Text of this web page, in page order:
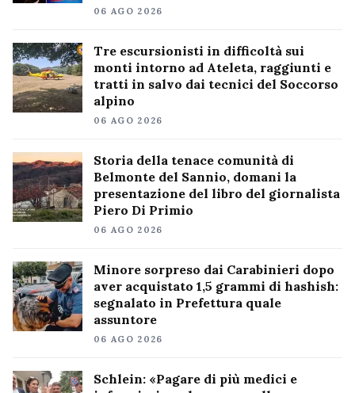
06 AGO 2026
Tre escursionisti in difficoltà sui
monti intorno ad Ateleta, raggiunti e
tratti in salvo dai tecnici del Soccorso
alpino
06 AGO 2026
Storia della tenace comunità di
Belmonte del Sannio, domani la
presentazione del libro del giornalista
Piero Di Primio
06 AGO 2026
Minore sorpreso dai Carabinieri dopo
aver acquistato 1,5 grammi di hashish:
segnalato in Prefettura quale
assuntore
06 AGO 2026
Schlein: «Pagare di più medici e